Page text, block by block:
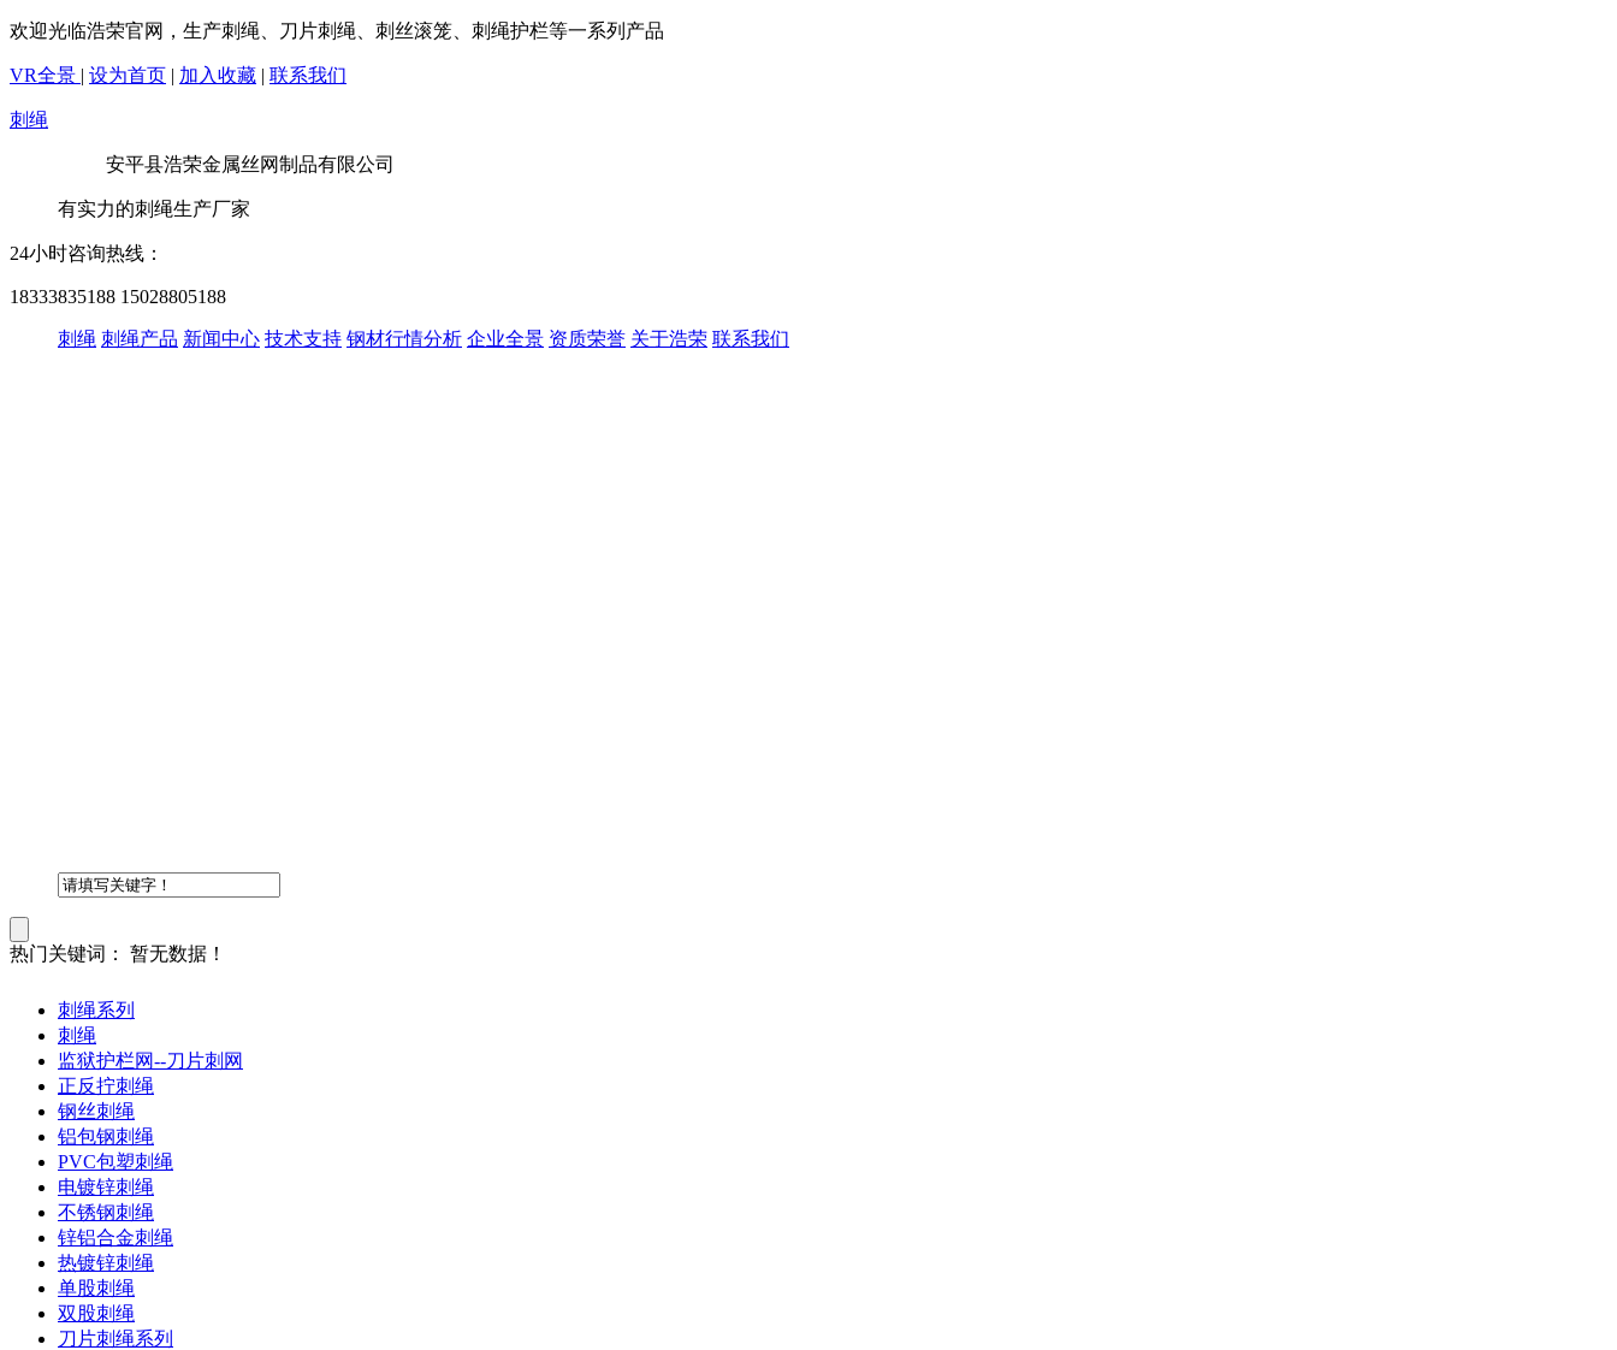
欢迎光临浩荣官网，生产刺绳、刀片刺绳、刺丝滚笼、刺绳护栏等一系列产品
VR全景 | 设为首页 | 加入收藏 | 联系我们
刺绳
安平县浩荣金属丝网制品有限公司
有实力的刺绳生产厂家
24小时咨询热线：
18333835188 15028805188
刺绳 刺绳产品 新闻中心 技术支持 钢材行情分析 企业全景 资质荣誉 关于浩荣 联系我们
热门关键词： 暂无数据！
刺绳系列
刺绳
监狱护栏网--刀片刺网
正反拧刺绳
钢丝刺绳
铝包钢刺绳
PVC包塑刺绳
电镀锌刺绳
不锈钢刺绳
锌铝合金刺绳
热镀锌刺绳
单股刺绳
双股刺绳
刀片刺绳系列